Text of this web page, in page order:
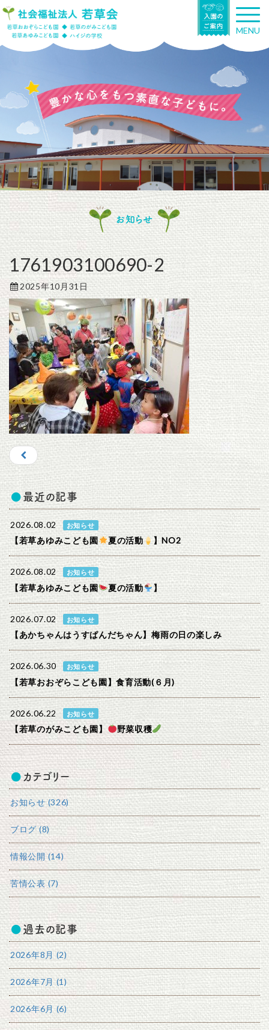
T
o
g
n
g
a
t
n
MENU
お知らせ
1761903100690-2
2025年10月31日
最近の記事
2026.08.02 お知らせ
【若草あゆみこども園 夏の活動 】NO2
2026.08.02 お知らせ
【若草あゆみこども園 夏の活動 】
2026.07.02 お知らせ
【あかちゃんはうすぱんだちゃん】梅雨の日の楽しみ
2026.06.30 お知らせ
【若草おおぞらこども園】食育活動(６月)
2026.06.22 お知らせ
【若草のがみこども園】 野菜収穫
カテゴリー
お知らせ (326)
ブログ (8)
情報公開 (14)
苦情公表 (7)
過去の記事
2026年8月 (2)
2026年7月 (1)
2026年6月 (6)